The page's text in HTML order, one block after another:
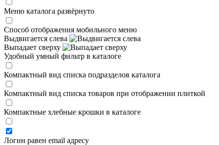
Меню каталога развёрнуто
Способ отображения мобильного меню
Выдвигается слева
Выпадает сверху
Удобный умный фильтр в каталоге
Компактный вид списка подразделов каталога
Компактный вид списка товаров при отображении плиткой
Компактные хлебные крошки в каталоге
Логин равен email адресу